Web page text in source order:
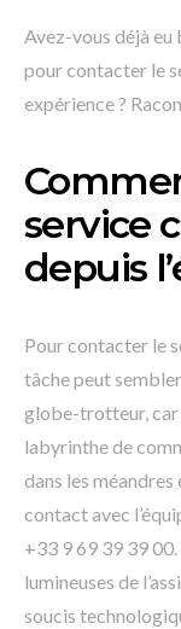
Avez-vous déjà eu
pour contacter le
expérience ?
service
depuis
Pour contacter le
tâche peut
globe-trotteur, car
labyrinthe de
dans les méandres
contact avec
+33 9 69 39 39
lumineuses de
soucis